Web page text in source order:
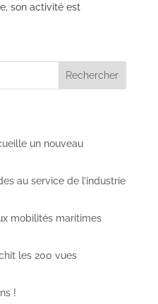
son activité est
Rechercher
un nouveau
au service de l’industrie
mobilités maritimes
les 200 vues
!